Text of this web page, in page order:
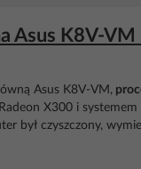
Asus K8V-
Asus K8V-VM,
X300 i
był czyszczony,